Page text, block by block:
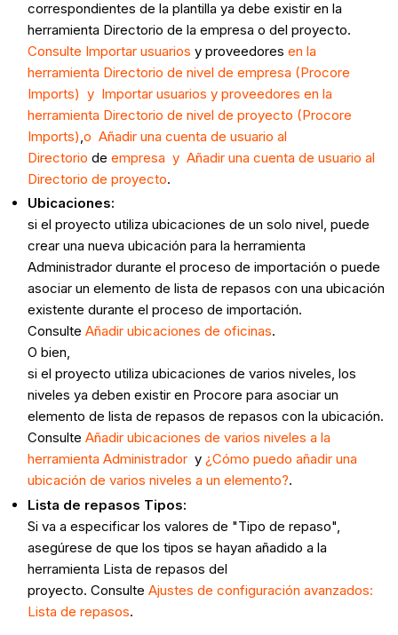
correspondientes de la plantilla ya debe existir en la
herramienta Directorio de la empresa o del proyecto.
Consulte Importar usuarios y proveedoresen la
herramienta Directorio de nivel de empresa (Procore
Imports) y Importar usuarios y proveedores en la
herramienta Directorio de nivel de proyecto (Procore
Imports) ,o Añadir una cuenta de usuario al
Directorio deempresa y Añadir una cuenta de usuario al
Directorio de proyecto.
Ubicaciones:
si el proyecto utiliza ubicaciones de un solo nivel, puede
crear una nueva ubicación para la herramienta
Administrador durante el proceso de importación o puede
asociar un elemento de lista de repasos con una ubicación
existente durante el proceso de importación.
ConsulteAñadir ubicaciones de oficinas.
O bien,
si el proyecto utiliza ubicaciones de varios niveles, los
niveles ya deben existir en Procore para asociar un
elemento de lista de repasos de repasos con la ubicación.
ConsulteAñadir ubicaciones de varios niveles a la
herramienta Administrador y¿Cómo puedo añadir una
ubicación de varios niveles a un elemento?.
Lista de repasos Tipos:
Si va a especificar los valores de "Tipo de repaso",
asegúrese de que los tipos se hayan añadido a la
herramienta Lista de repasos del
proyecto. ConsulteAjustes de configuración avanzados:
Lista de repasos.